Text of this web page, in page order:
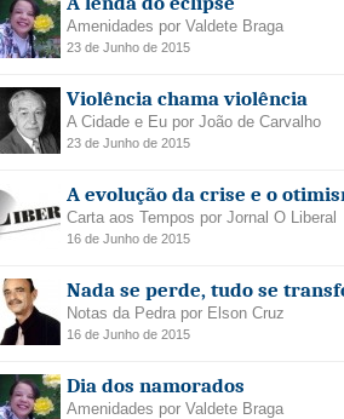
Amenidades por Valdete Braga
23 de Junho de 2015
Violência chama violência
A Cidade e Eu por João de Carvalho
23 de Junho de 2015
A evolução da crise e o
Carta aos Tempos por Jornal O Liberal
16 de Junho de 2015
Nada se perde, tudo se
Notas da Pedra por Elson Cruz
16 de Junho de 2015
Dia dos namorados
Amenidades por Valdete Braga